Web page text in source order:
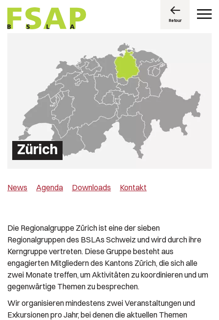
Retour
Zürich
News Agenda Downloads Kontakt
Die Regionalgruppe Zürich ist eine der sieben
Regionalgruppen des BSLAs Schweiz und wird durch ihre
Kerngruppe vertreten. Diese Gruppe besteht aus
engagierten Mitgliedern des Kantons Zürich, die sich alle
zwei Monate treffen, um Aktivitäten zu koordinieren und um
gegenwärtige Themen zu besprechen.
Wir organisieren mindestens zwei Veranstaltungen und
Exkursionen pro Jahr, bei denen die aktuellen Themen